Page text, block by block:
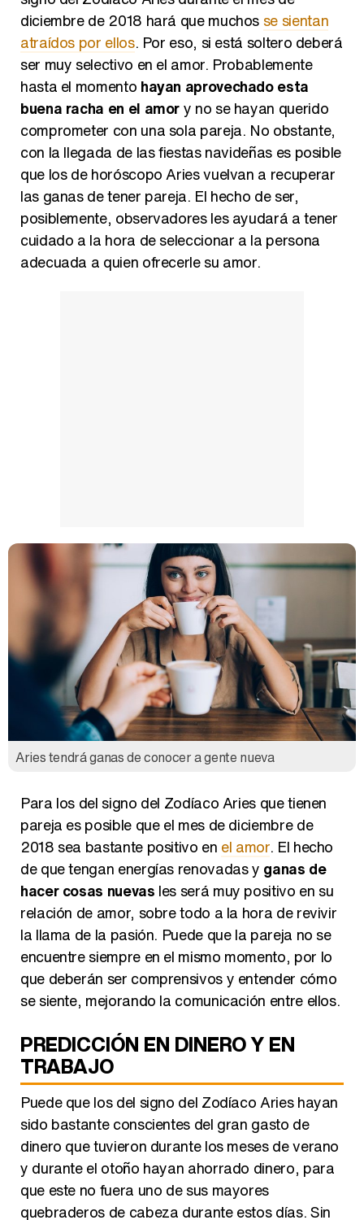
diciembre de 2018 hará que muchos se sientan
atraídos por ellos. Por eso, si está soltero deberá
ser muy selectivo en el amor. Probablemente
hasta el momento hayan aprovechado esta
buena racha en el amory no se hayan querido
comprometer con una sola pareja. No obstante,
con la llegada de las fiestas navideñas es posible
que los de horóscopo Aries vuelvan a recuperar
las ganas de tener pareja. El hecho de ser,
posiblemente, observadores les ayudará a tener
cuidado a la hora de seleccionar a la persona
adecuada a quien ofrecerle su amor.
Aries tendrá ganas de conocer a gente nueva
Para los del signo del Zodíaco Aries que tienen
pareja es posible que el mes de diciembre de
2018 sea bastante positivo en el amor. El hecho
de que tengan energías renovadas y ganas de
hacer cosas nuevas les será muy positivo en su
relación de amor, sobre todo a la hora de revivir
la llama de la pasión. Puede que la pareja no se
encuentre siempre en el mismo momento, por lo
que deberán ser comprensivos y entender cómo
se siente, mejorando la comunicación entre ellos.
PREDICCIÓN EN DINERO Y EN
TRABAJO
Puede que los del signo del Zodíaco Aries hayan
sido bastante conscientes del gran gasto de
dinero que tuvieron durante los meses de verano
y durante el otoño hayan ahorrado dinero, para
que este no fuera uno de sus mayores
quebraderos de cabeza durante estos días. Sin